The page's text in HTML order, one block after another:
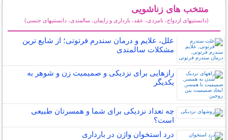
منتخب های زناشویی
(دانستنیهای ازدواج، نامزدی، عقد، بارداری و زایمان، سالمندی، دانستنیهای جنسی)
علل، علایم و درمان سندرم فرتوتی؛ از شایع ترین
مشکلات سالمندی
رازهایی برای نزدیکی و صمیمیت زن و شوهر به
یکدیگر
چه تعداد نزدیکی برای شما و همسرتان طبیعی
است؟
درد استخوان واژن در بارداری